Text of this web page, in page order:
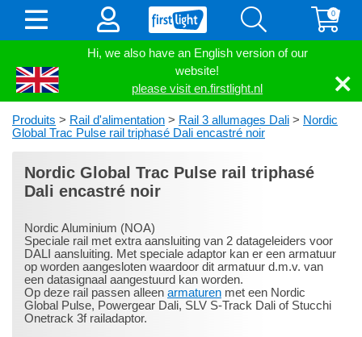
Hi, we also have an English version of our
website!
please visit en.firstlight.nl
0
Produits > Rail d'alimentation > Rail 3 allumages Dali > Nordic
Global Trac Pulse rail triphasé Dali encastré noir
Nordic Global Trac Pulse rail triphasé
Dali encastré noir
Nordic Aluminium (NOA)
Speciale rail met extra aansluiting van 2 datageleiders voor
DALI aansluiting. Met speciale adaptor kan er een armatuur
op worden aangesloten waardoor dit armatuur d.m.v. van
een datasignaal aangestuurd kan worden.
Op deze rail passen alleen armaturen met een Nordic
Global Pulse, Powergear Dali, SLV S-Track Dali of Stucchi
Onetrack 3f railadaptor.